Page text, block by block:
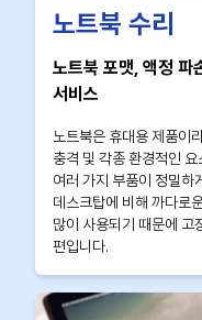
노트북 수리
노트북 포맷, 액정 파
서비스
노트북은 휴대용 제품이
충격 및 각종 환경적인
여러 가지 부품이 정밀하
데스크탑에 비해 까다로
많이 사용되기 때문에 고
편입니다.